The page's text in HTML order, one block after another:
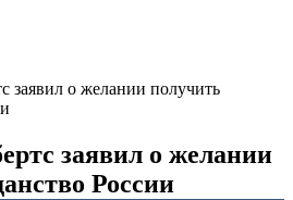
заявил о желании получить
заявил о желании
России